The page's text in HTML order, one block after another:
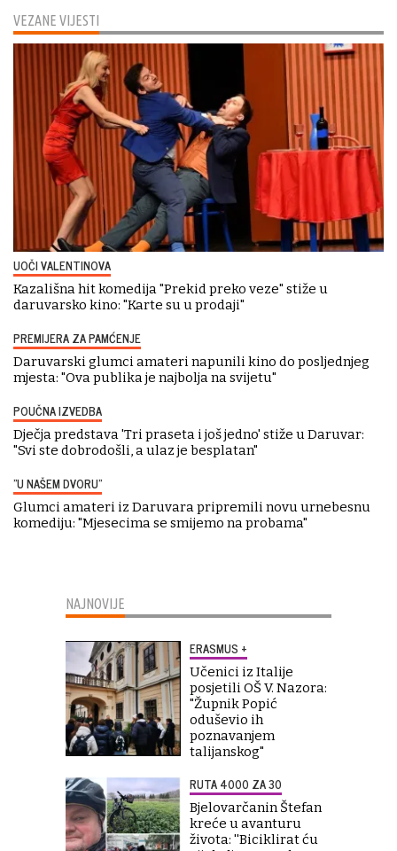
VEZANE VIJESTI
UOČI VALENTINOVA
Kazališna hit komedija "Prekid preko veze" stiže u
daruvarsko kino: "Karte su u prodaji"
PREMIJERA ZA PAMĆENJE
Daruvarski glumci amateri napunili kino do posljednjeg
mjesta: "Ova publika je najbolja na svijetu"
POUČNA IZVEDBA
Dječja predstava 'Tri praseta i još jedno' stiže u Daruvar:
"Svi ste dobrodošli, a ulaz je besplatan"
"U NAŠEM DVORU"
Glumci amateri iz Daruvara pripremili novu urnebesnu
komediju: "Mjesecima se smijemo na probama"
NAJNOVIJE
ERASMUS +
Učenici iz Italije
posjetili OŠ V. Nazora:
"Župnik Popić
oduševio ih
poznavanjem
talijanskog"
RUTA 4000 ZA 30
Bjelovarčanin Štefan
kreće u avanturu
života: ''Biciklirat ću